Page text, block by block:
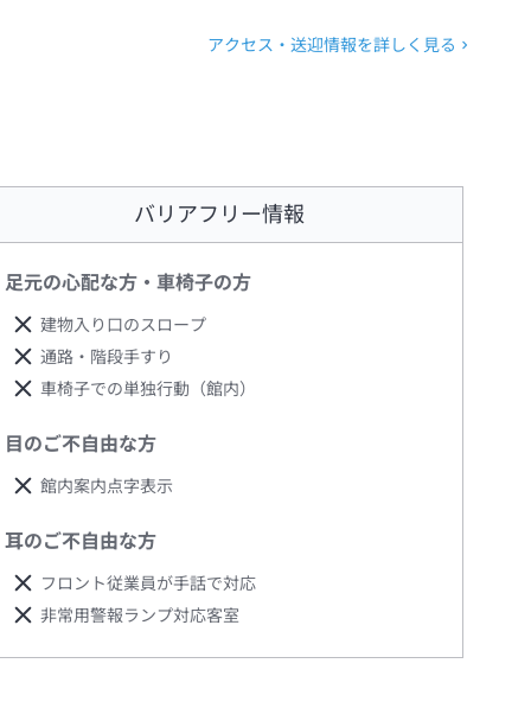
アクセス・送迎情報を詳しく見る
バリアフリー情報
足元の心配な方・車椅子の方
建物入り口のスロープ
通路・階段手すり
車椅子での単独行動（館内）
目のご不自由な方
館内案内点字表示
耳のご不自由な方
フロント従業員が手話で対応
非常用警報ランプ対応客室